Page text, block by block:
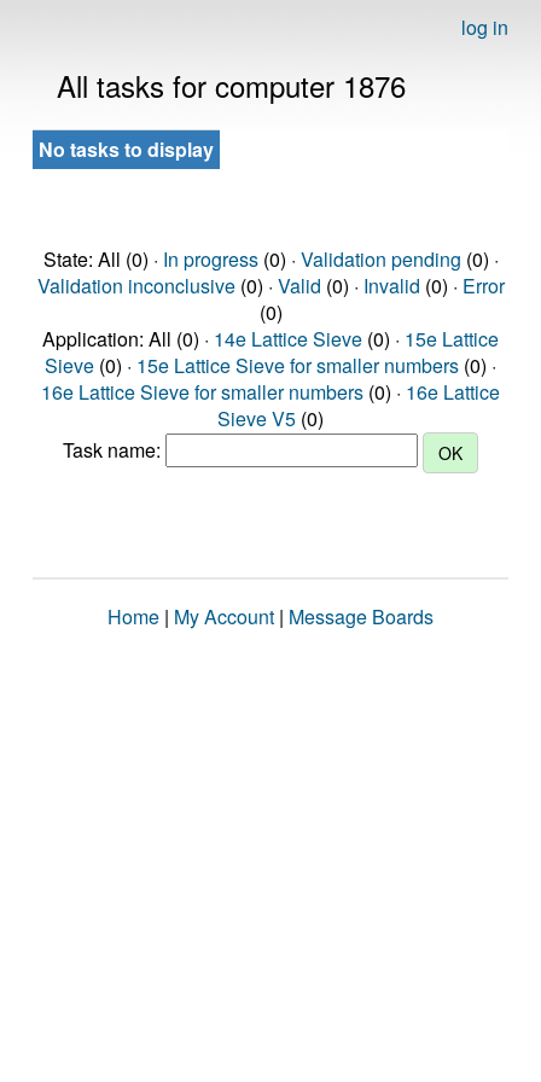
log in
All tasks for computer 1876
No tasks to display
State: All (0) · In progress(0) · Validation pending (0) ·
Validation inconclusive(0) · Valid (0) · Invalid (0) · Error
(0)
Application: All (0) · 14e Lattice Sieve (0) · 15e Lattice
Sieve (0) · 15e Lattice Sieve for smaller numbers (0) ·
16e Lattice Sieve for smaller numbers (0) · 16e Lattice
Sieve V5 (0)
Task name:
Home | My Account | Message Boards